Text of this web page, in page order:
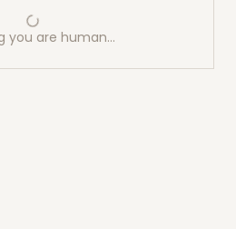
you are human…